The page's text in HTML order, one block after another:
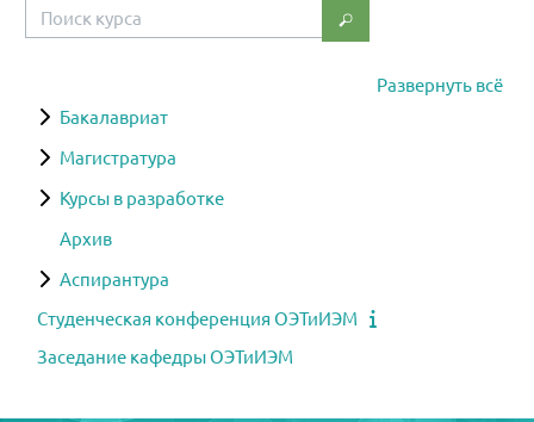
Поиск курса
Поиск курса
Развернуть всё
Бакалавриат
Магистратура
Курсы в разработке
Архив
Аспирантура
Студенческая конференция ОЭТиИЭМ
Заседание кафедры ОЭТиИЭМ